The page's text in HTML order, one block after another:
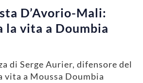
D’Avorio-Mali:
la vita a Doumbia
di Serge Aurier, difensore del
vita a Moussa Doumbia